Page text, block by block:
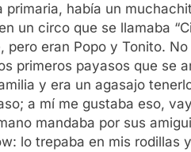
había un
un circo que se llamaba
pero eran Popo y Tonito.
primeros payasos que se
y era un agasajo
a mí me gustaba eso,
mandaba por sus
lo trepaba en mis rodillas y